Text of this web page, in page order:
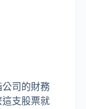
司的財務
支股票就